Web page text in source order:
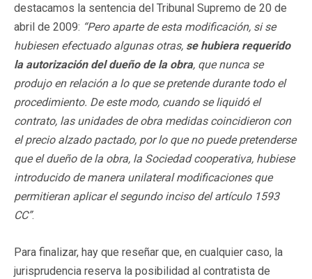
destacamos la sentencia del Tribunal Supremo de 20 de
abril de 2009: “Pero aparte de esta modificación, si se
hubiesen efectuado algunas otras, se hubiera requerido
la autorización del dueño de la obra, que nunca se
produjo en relación a lo que se pretende durante todo el
procedimiento. De este modo, cuando se liquidó el
contrato, las unidades de obra medidas coincidieron con
el precio alzado pactado, por lo que no puede pretenderse
que el dueño de la obra, la Sociedad cooperativa, hubiese
introducido de manera unilateral modificaciones que
permitieran aplicar el segundo inciso del artículo 1593
CC”.
Para finalizar, hay que reseñar que, en cualquier caso, la
jurisprudencia reserva la posibilidad al contratista de